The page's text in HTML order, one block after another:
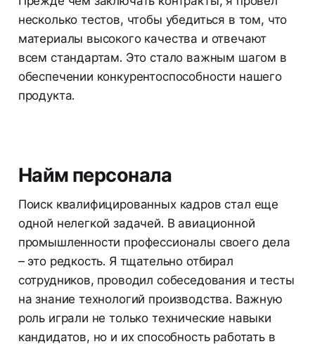
несколько тестов, чтобы убедиться в том, что
материалы высокого качества и отвечают
всем стандартам. Это стало важным шагом в
обеспечении конкурентоспособности нашего
продукта.
Найм персонала
Поиск квалифицированных кадров стал еще
одной нелегкой задачей. В авиационной
промышленности профессионалы своего дела
– это редкость. Я тщательно отбирал
сотрудников, проводил собеседования и тесты
на знание технологий производства. Важную
роль играли не только технические навыки
кандидатов, но и их способность работать в